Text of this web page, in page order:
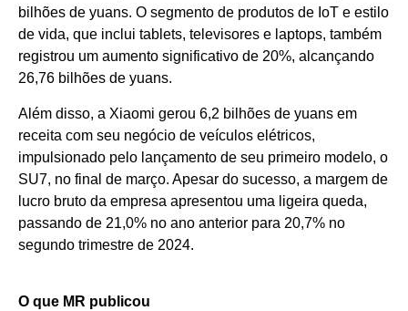
bilhões de yuans. O segmento de produtos de IoT e estilo
de vida, que inclui tablets, televisores e laptops, também
registrou um aumento significativo de 20%, alcançando
26,76 bilhões de yuans.
Além disso, a Xiaomi gerou 6,2 bilhões de yuans em
receita com seu negócio de veículos elétricos,
impulsionado pelo lançamento de seu primeiro modelo, o
SU7, no final de março. Apesar do sucesso, a margem de
lucro bruto da empresa apresentou uma ligeira queda,
passando de 21,0% no ano anterior para 20,7% no
segundo trimestre de 2024.
O que MR publicou